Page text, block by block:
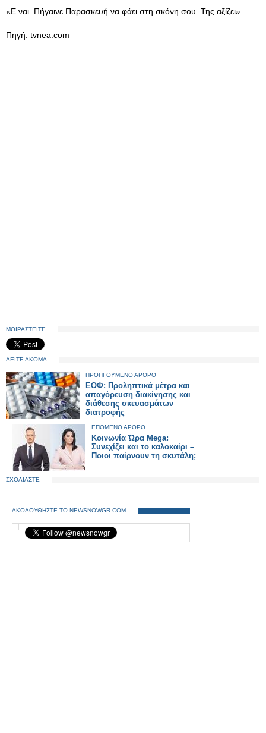
«Ε ναι. Πήγαινε Παρασκευή να φάει στη σκόνη σου. Της αξίζει».
Πηγή: tvnea.com
ΜΟΙΡΑΣΤΕΙΤΕ
ΔΕΙΤΕ ΑΚΟΜΑ
ΠΡΟΗΓΟΥΜΕΝΟ ΑΡΘΡΟ
ΕΟΦ: Προληπτικά μέτρα και
απαγόρευση διακίνησης και
διάθεσης σκευασμάτων
διατροφής
ΕΠΟΜΕΝΟ ΑΡΘΡΟ
Κοινωνία Ώρα Mega:
Συνεχίζει και το καλοκαίρι –
Ποιοι παίρνουν τη σκυτάλη;
ΣΧΟΛΙΑΣΤΕ
ΑΚΟΛΟΥΘΗΣΤΕ ΤΟ NEWSNOWGR.COM